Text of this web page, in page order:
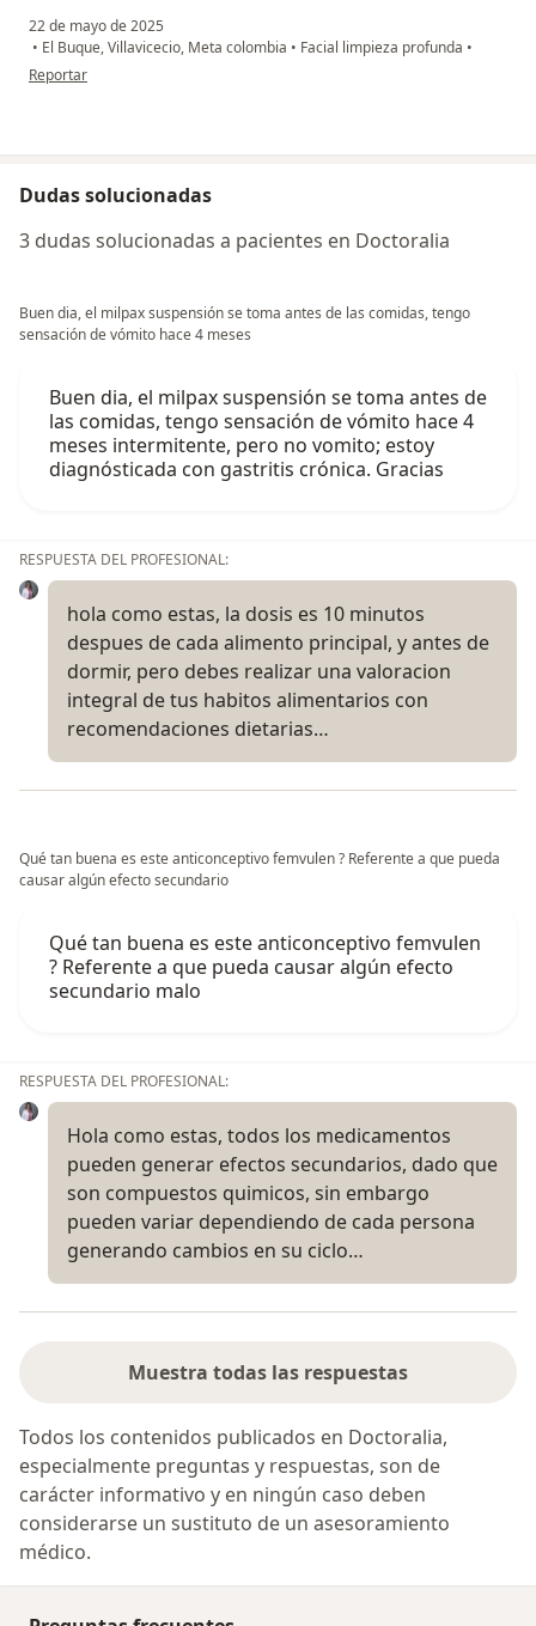
22 de mayo de 2025
• El Buque, Villavicecio, Meta colombia • Facial limpieza profunda •
en opinión del usuario Edelin Ibarra
Reportar
Dudas solucionadas
3 dudas solucionadas a pacientes en Doctoralia
Buen dia, el milpax suspensión se toma antes de las comidas, tengo
sensación de vómito hace 4 meses
Buen dia, el milpax suspensión se toma antes de
las comidas, tengo sensación de vómito hace 4
meses intermitente, pero no vomito; estoy
diagnósticada con gastritis crónica. Gracias
RESPUESTA DEL PROFESIONAL:
hola como estas, la dosis es 10 minutos
despues de cada alimento principal, y antes de
dormir, pero debes realizar una valoracion
integral de tus habitos alimentarios con
recomendaciones dietarias…
Qué tan buena es este anticonceptivo femvulen ? Referente a que pueda
causar algún efecto secundario
Qué tan buena es este anticonceptivo femvulen
? Referente a que pueda causar algún efecto
secundario malo
RESPUESTA DEL PROFESIONAL:
Hola como estas, todos los medicamentos
pueden generar efectos secundarios, dado que
son compuestos quimicos, sin embargo
pueden variar dependiendo de cada persona
generando cambios en su ciclo…
Muestra todas las respuestas
Todos los contenidos publicados en Doctoralia,
especialmente preguntas y respuestas, son de
carácter informativo y en ningún caso deben
considerarse un sustituto de un asesoramiento
médico.